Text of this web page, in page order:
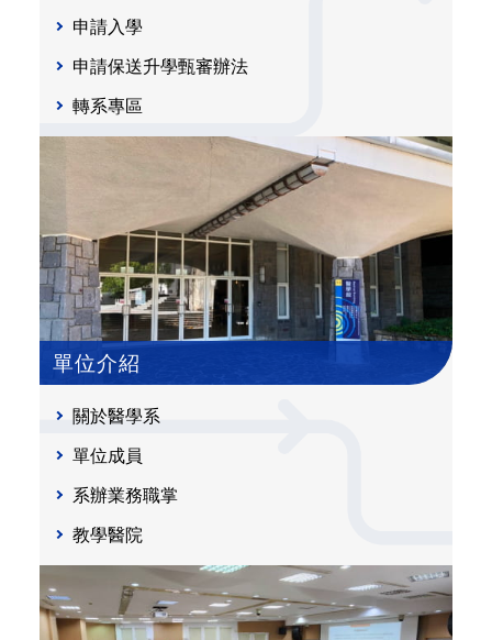
申請入學
申請保送升學甄審辦法
轉系專區
單位介紹
關於醫學系
單位成員
系辦業務職掌
教學醫院